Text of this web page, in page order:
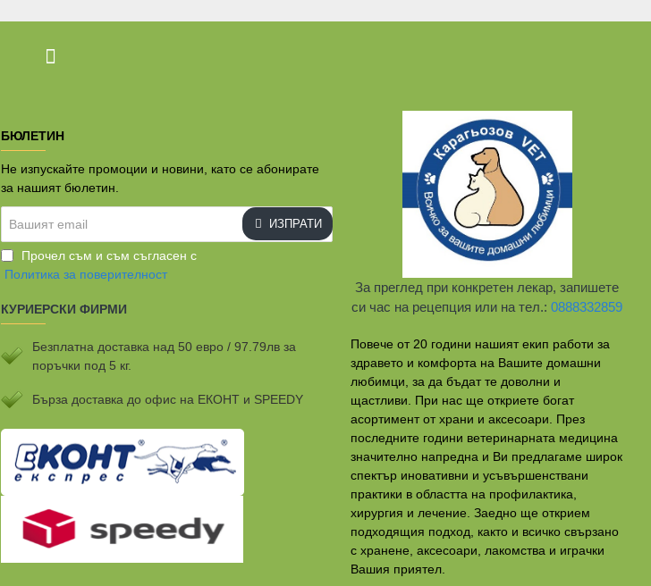
БЮЛЕТИН
Не изпускайте промоции и новини, като се абонирате
за нашият бюлетин.
email
ИЗПРАТИ
Прочел съм и съм съгласен с
Политика за поверителност
КУРИЕРСКИ ФИРМИ
Безплатна доставка над 50 евро / 97.79лв за
поръчки под 5 кг.
Бързa доставка до офис на ЕКОНТ и SPEEDY
За преглед при конкретен лекар, запишете
си час на рецепция или на тел.:0888332859
Повече от 20 години нашият екип работи за
здравето и комфорта на Вашите домашни
любимци, за да бъдат те доволни и
щастливи. При нас ще откриете богат
асортимент от храни и аксесоари. През
последните години ветеринарната медицина
значително напредна и Ви предлагаме широк
спектър иновативни и усъвършенствани
практики в областта на профилактикa,
хирургия и лечение. Заедно ще открием
подходящия подход, както и всичко свързано
с хранене, аксесоари, лакомства и играчки
Вашия приятел.